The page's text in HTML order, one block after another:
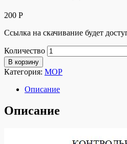
200 Р
Ссылка на скачивание будет
Количество
В корзину
Категория: МОР
Описание
Описание